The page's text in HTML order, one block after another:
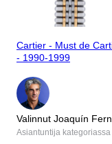
Cartier - Must de
- 1990-1999
Valinnut Joaquín
Asiantuntija